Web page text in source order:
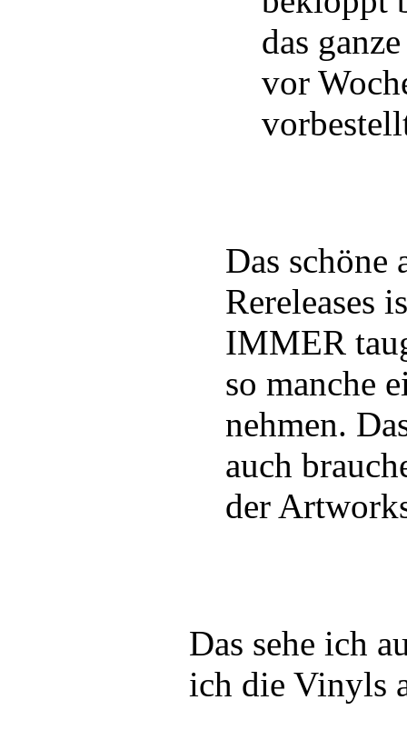
das
vor
Das schöne
Rereleases
IMMER
so manche
nehmen.
auch
der
Das sehe ich
ich die Vinyls